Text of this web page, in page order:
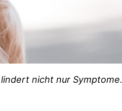
nicht nur Symptome.